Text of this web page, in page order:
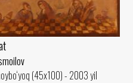
(45x100) - 2003 yil